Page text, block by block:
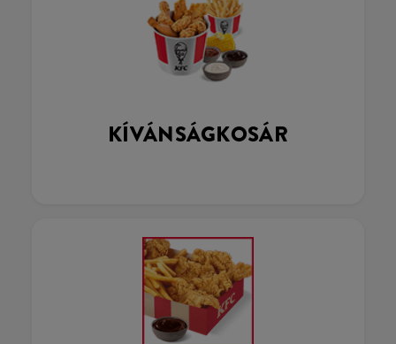
KÍVÁNSÁGKOSÁR